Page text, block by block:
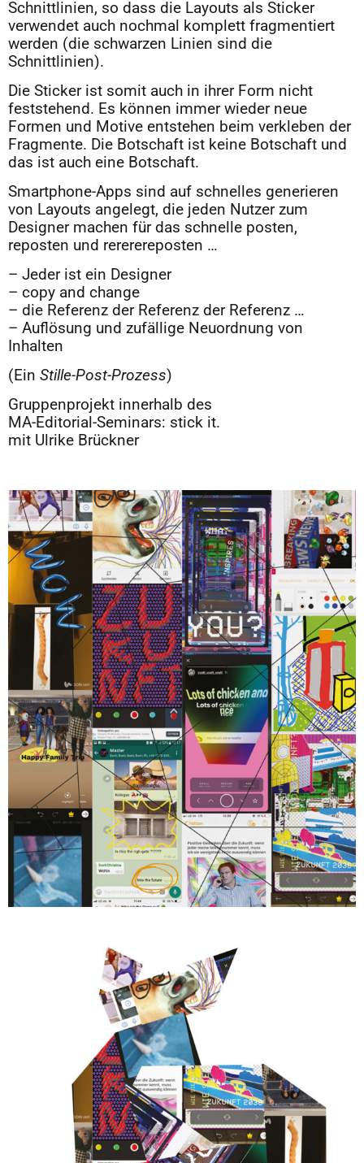
Schnittlinien, so dass die Layouts als Sticker
verwendet auch nochmal komplett fragmentiert
werden (die schwarzen Linien sind die
Schnittlinien).
Die Sticker ist somit auch in ihrer Form nicht
feststehend. Es können immer wieder neue
Formen und Motive entstehen beim verkleben der
Fragmente. Die Botschaft ist keine Botschaft und
das ist auch eine Botschaft.
Smartphone-Apps sind auf schnelles generieren
von Layouts angelegt, die jeden Nutzer zum
Designer machen für das schnelle posten,
reposten und rererereposten …
– Jeder ist ein Designer
– copy and change
– die Referenz der Referenz der Referenz …
– Auflösung und zufällige Neuordnung von
Inhalten
(Ein Stille-Post-Prozess)
Gruppenprojekt innerhalb des
MA-Editorial-Seminars: stick it.
mit Ulrike Brückner